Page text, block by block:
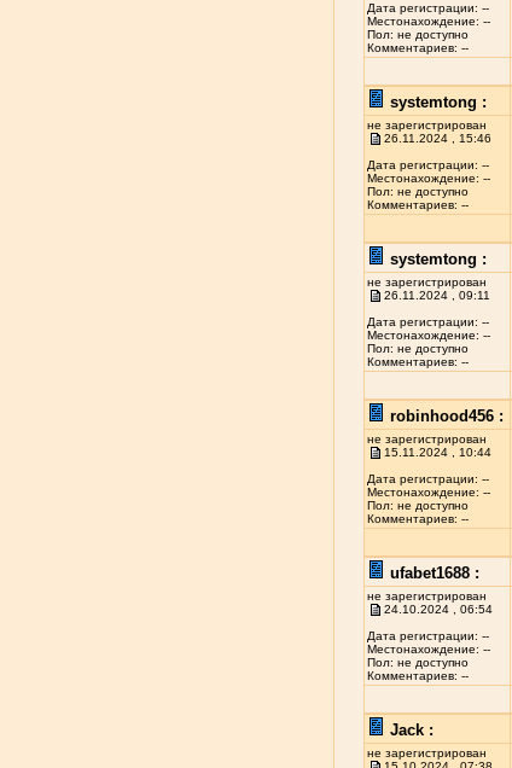
Дата регистрации: --
Местонахождение: --
Пол: не доступно
Комментариев: --
systemtong :
не зарегистрирован
26.11.2024 , 15:46
Дата регистрации: --
Местонахождение: --
Пол: не доступно
Комментариев: --
systemtong :
не зарегистрирован
26.11.2024 , 09:11
Дата регистрации: --
Местонахождение: --
Пол: не доступно
Комментариев: --
robinhood456 :
не зарегистрирован
15.11.2024 , 10:44
Дата регистрации: --
Местонахождение: --
Пол: не доступно
Комментариев: --
ufabet1688 :
не зарегистрирован
24.10.2024 , 06:54
Дата регистрации: --
Местонахождение: --
Пол: не доступно
Комментариев: --
Jack :
не зарегистрирован